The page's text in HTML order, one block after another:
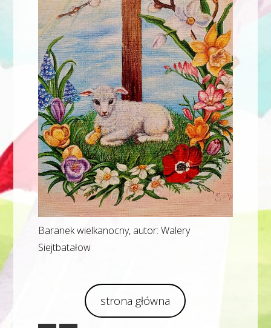
Baranek wielkanocny, autor: Walery
Siejtbatałow
strona główna